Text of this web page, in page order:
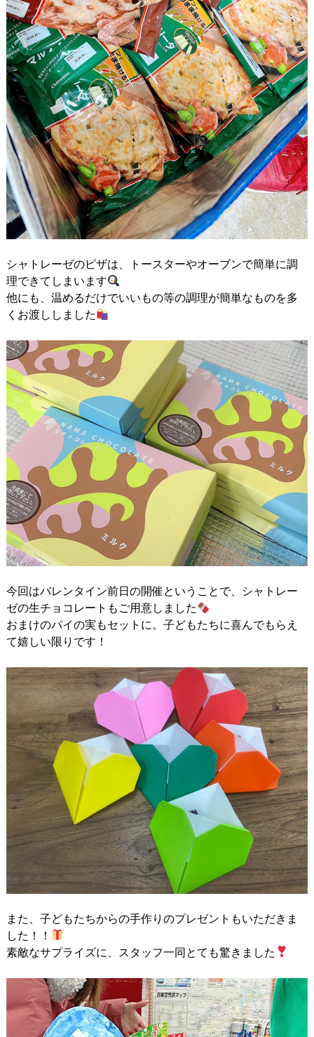
シャトレーゼのピザは、トースターやオーブンで簡単に調
理できてしまいます
他にも、温めるだけでいいもの等の調理が簡単なものを多
くお渡ししました
今回はバレンタイン前日の開催ということで、シャトレー
ゼの生チョコレートもご用意しました
おまけのパイの実もセットに。子どもたちに喜んでもらえ
て嬉しい限りです！
また、子どもたちからの手作りのプレゼントもいただきま
した！！
素敵なサプライズに、スタッフ一同とても驚きました